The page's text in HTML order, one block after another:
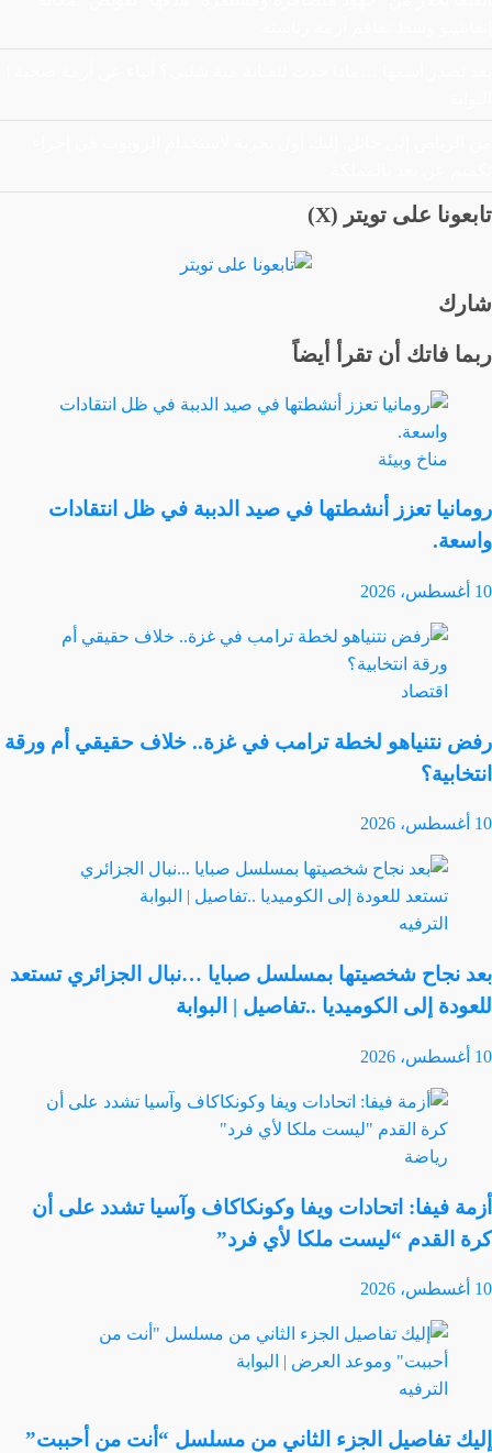
تابعونا على تويتر (X)
شارك
ربما فاتك أن تقرأ أيضاً
مناخ وبيئة
رومانيا تعزز أنشطتها في صيد الدببة في ظل انتقادات
واسعة.
10 أغسطس، 2026
اقتصاد
رفض نتنياهو لخطة ترامب في غزة.. خلاف حقيقي أم ورقة
انتخابية؟
10 أغسطس، 2026
الترفيه
بعد نجاح شخصيتها بمسلسل صبايا …نبال الجزائري تستعد
للعودة إلى الكوميديا ..تفاصيل | البوابة
10 أغسطس، 2026
رياضة
أزمة فيفا: اتحادات ويفا وكونكاكاف وآسيا تشدد على أن
كرة القدم “ليست ملكا لأي فرد”
10 أغسطس، 2026
الترفيه
إليك تفاصيل الجزء الثاني من مسلسل “أنت من أحببت”